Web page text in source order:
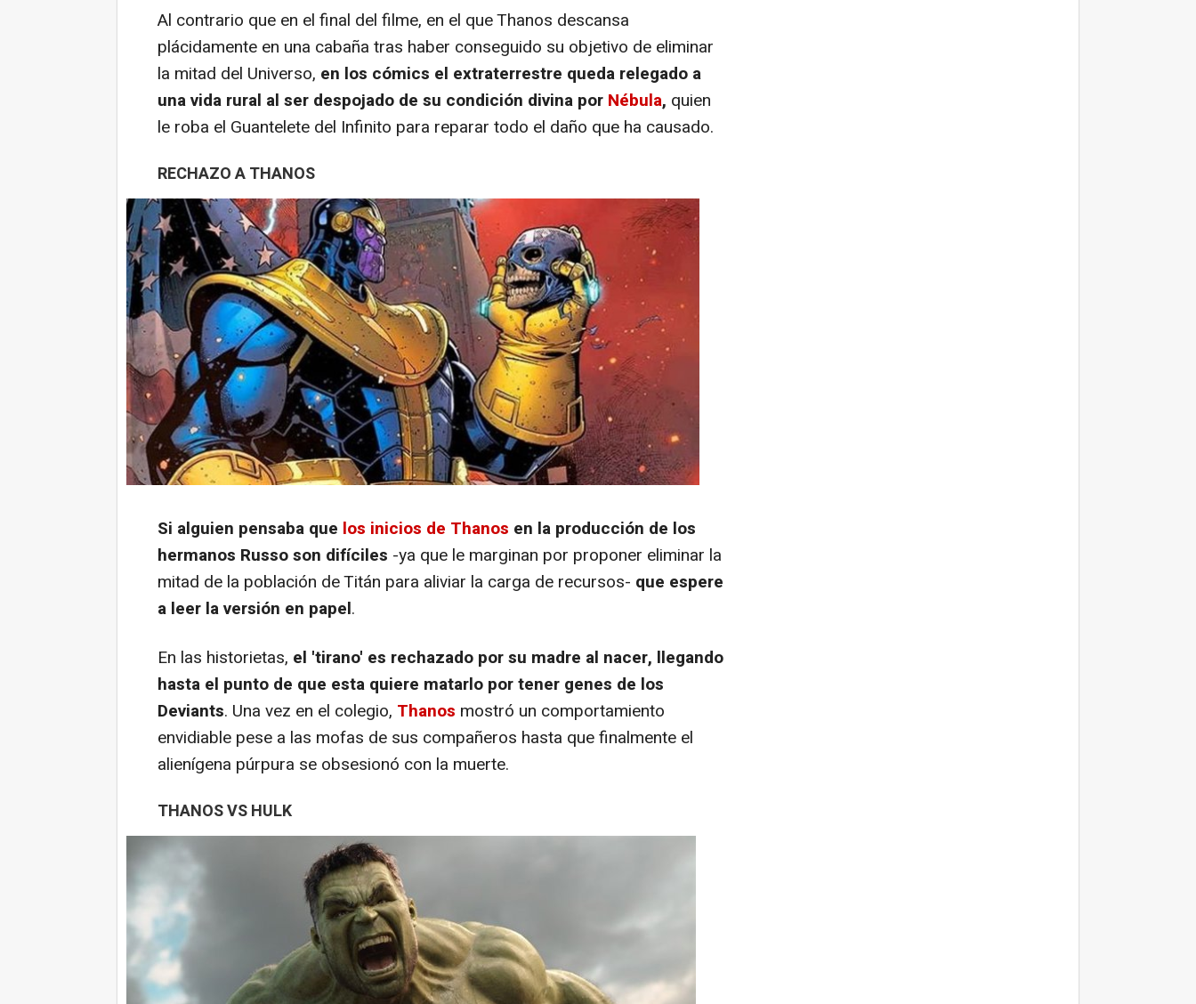
Al contrario que en el final del filme, en el que Thanos descansa
plácidamente en una cabaña tras haber conseguido su objetivo de eliminar
la mitad del Universo, en los cómics el extraterrestre queda relegado a
una vida rural al ser despojado de su condición divina por Nébula, quien
le roba el Guantelete del Infinito para reparar todo el daño que ha causado.
RECHAZO A THANOS
Si alguien pensaba que los inicios de Thanos en la producción de los
hermanos Russo son difíciles -ya que le marginan por proponer eliminar la
mitad de la población de Titán para aliviar la carga de recursos- que espere
a leer la versión en papel.
En las historietas, el 'tirano' es rechazado por su madre al nacer, llegando
hasta el punto de que esta quiere matarlo por tener genes de los
Deviants. Una vez en el colegio, Thanos mostró un comportamiento
envidiable pese a las mofas de sus compañeros hasta que finalmente el
alienígena púrpura se obsesionó con la muerte.
THANOS VS HULK